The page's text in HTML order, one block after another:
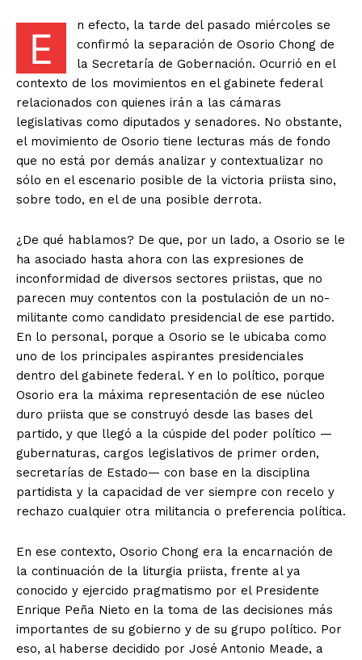
E
n efecto, la tarde del pasado miércoles se
confirmó la separación de Osorio Chong de
la Secretaría de Gobernación. Ocurrió en el
contexto de los movimientos en el gabinete federal
relacionados con quienes irán a las cámaras
legislativas como diputados y senadores. No obstante,
el movimiento de Osorio tiene lecturas más de fondo
que no está por demás analizar y contextualizar no
sólo en el escenario posible de la victoria priista sino,
sobre todo, en el de una posible derrota.
¿De qué hablamos? De que, por un lado, a Osorio se le
ha asociado hasta ahora con las expresiones de
inconformidad de diversos sectores priistas, que no
parecen muy contentos con la postulación de un no-
militante como candidato presidencial de ese partido.
En lo personal, porque a Osorio se le ubicaba como
uno de los principales aspirantes presidenciales
dentro del gabinete federal. Y en lo político, porque
Osorio era la máxima representación de ese núcleo
duro priista que se construyó desde las bases del
partido, y que llegó a la cúspide del poder político —
gubernaturas, cargos legislativos de primer orden,
secretarías de Estado— con base en la disciplina
partidista y la capacidad de ver siempre con recelo y
rechazo cualquier otra militancia o preferencia política.
En ese contexto, Osorio Chong era la encarnación de
la continuación de la liturgia priista, frente al ya
conocido y ejercido pragmatismo por el Presidente
Enrique Peña Nieto en la toma de las decisiones más
importantes de su gobierno y de su grupo político. Por
eso, al haberse decidido por José Antonio Meade, a